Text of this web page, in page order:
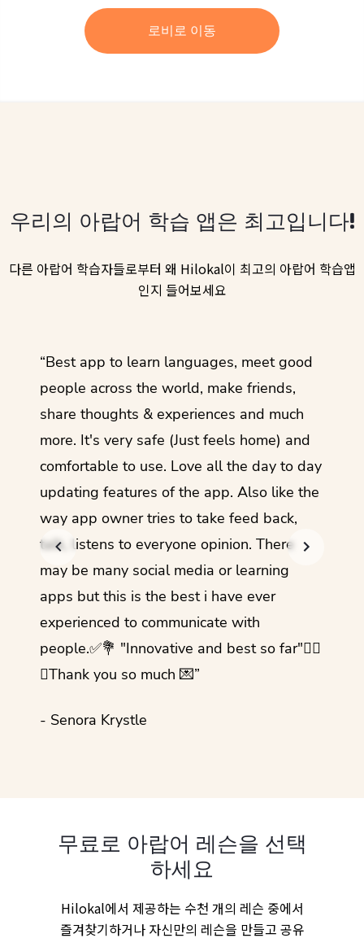
로비로 이동
우리의 아랍어 학습 앱은 최고입니다!
다른 아랍어 학습자들로부터 왜 Hilokal이 최고의 아랍어 학습앱
인지 들어보세요
“Best app to learn languages, meet good
people across the world, make friends,
share thoughts & experiences and much
more. It's very safe (Just feels home) and
comfortable to use. Love all the day to day
updating features of the app. Also like the
way app owner tries to take feed back,
talk, listens to everyone opinion. There
may be many social media or learning
apps but this is the best i have ever
experienced to communicate with
people.✅💐 "Innovative and best so far"✌🏻
💜Thank you so much 💌”
- Senora Krystle
무료로 아랍어 레슨을 선택
하세요
Hilokal에서 제공하는 수천 개의 레슨 중에서
즐겨찾기하거나 자신만의 레슨을 만들고 공유